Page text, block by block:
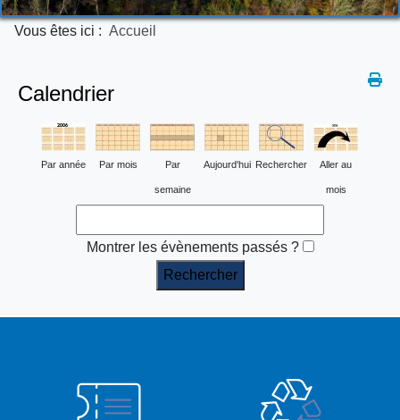
Vous êtes ici : Accueil
Calendrier
Par année Par mois Par
semaine
Aujourd'hui Rechercher Aller au
mois
Montrer les évènements passés ?